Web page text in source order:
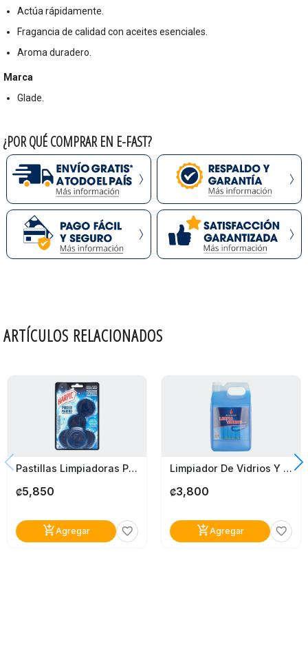
Actúa rápidamente.
Fragancia de calidad con aceites esenciales.
Aroma duradero.
Marca
Glade.
¿POR QUÉ COMPRAR EN E-FAST?
ARTÍCULOS RELACIONADOS
Pastillas Limpiadoras Para Inodoros Harpic 4 Pack + 1 Gratis
₡5,850
add_shopping_cartAgregar favorite_border
Limpiador De Vidrios Y Superficies Adarga 1 Galón (3.8L)
₡3,800
add_shopping_cartAgregar favorite_border